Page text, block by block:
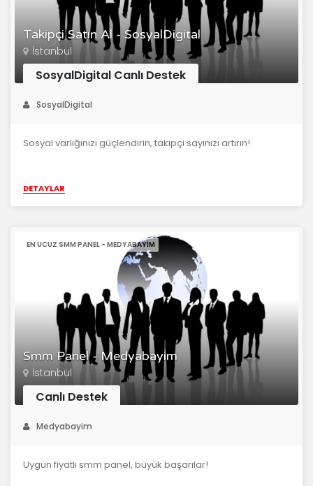
Takipçi Satın Al - SosyalDigital
İstanbul
SosyalDigital Canlı Destek
SosyalDigital
Sosyal varlığınızı güçlendirin, takipçi sayınızı artırın!
DETAYLAR
Smm Panel - Medyabayim
EN UCUZ SMM PANEL - MEDYABAYIM
İstanbul
Canlı Destek
Medyabayim
Uygun fiyatlı smm panel, büyük başarılar!